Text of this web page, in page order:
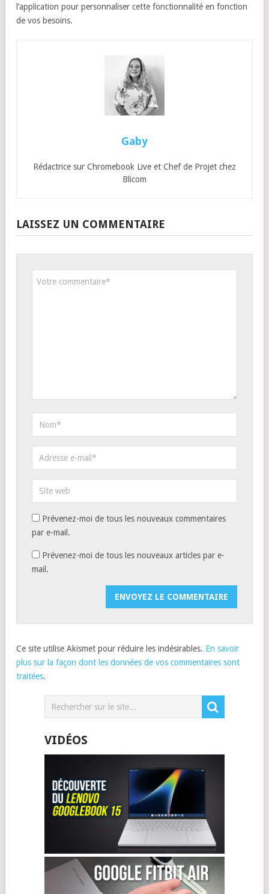
l’application pour personnaliser cette fonctionnalité en fonction
de vos besoins.
Gaby
Rédactrice sur Chromebook Live et Chef de Projet chez
Blicom
LAISSEZ UN COMMENTAIRE
Prévenez-moi de tous les nouveaux commentaires
par e-mail.
Prévenez-moi de tous les nouveaux articles par e-
mail.
Ce site utilise Akismet pour réduire les indésirables. En savoir
plus sur la façon dont les données de vos commentaires sont
traitées.
VIDÉOS